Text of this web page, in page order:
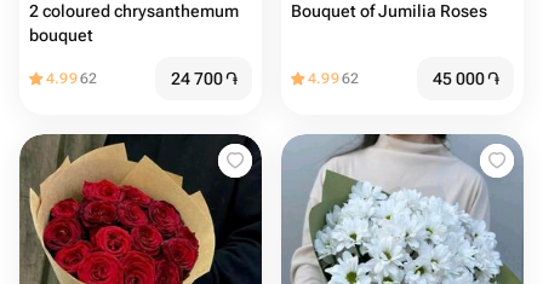
2 coloured chrysanthemum
bouquet
4.9962 24 700֏
Bouquet of Jumilia Roses️
4.9962 45 000֏